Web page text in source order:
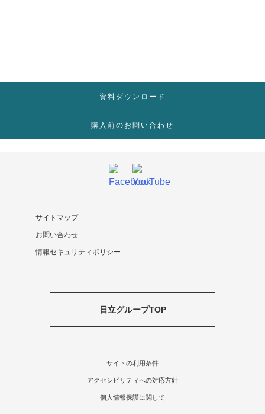
資料ダウンロード
購入前のお問い合わせ
日立グループTOP
サイトマップ
お問い合わせ
情報セキュリティポリシー
サイトの利用条件
アクセシビリティへの対応方針
個人情報保護に関して